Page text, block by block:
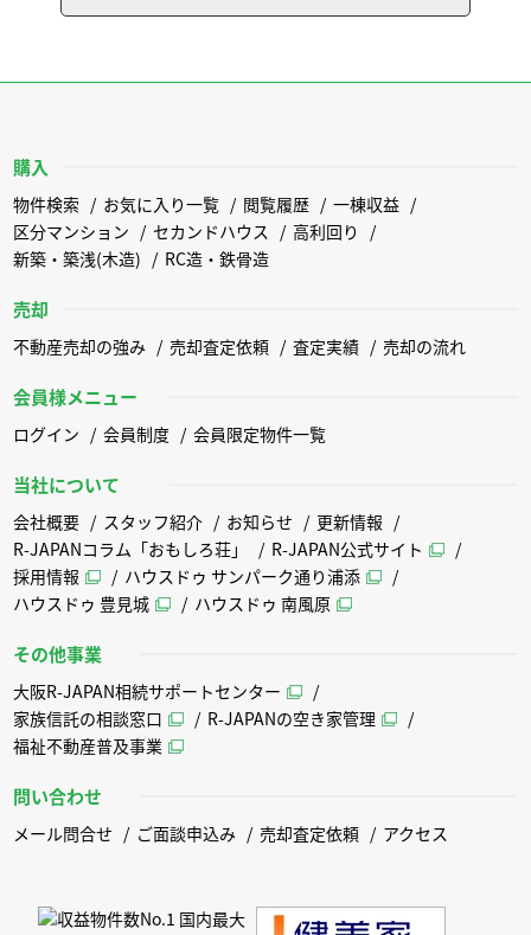
購入
物件検索 お気に入り一覧 閲覧履歴
一棟収益
区分マンション
セカンドハウス
高利回り
新築・築浅(木造)
RC造・鉄骨造
売却
不動産売却の強み 売却査定依頼 査定実績 売却の流れ
会員様メニュー
ログイン 会員制度 会員限定物件一覧
当社について
会社概要 スタッフ紹介 お知らせ
更新情報
R-JAPANコラム「おもしろ荘」
R-JAPAN公式サイト
採用情報
ハウスドゥ サンパーク通り浦添
ハウスドゥ 豊見城
ハウスドゥ 南風原
その他事業
大阪R-JAPAN相続サポートセンター
家族信託の相談窓口
R-JAPANの空き家管理
福祉不動産普及事業
問い合わせ
メール問合せ ご面談申込み 売却査定依頼 アクセス